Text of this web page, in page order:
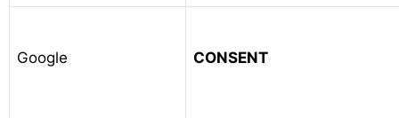
Google CONSENT